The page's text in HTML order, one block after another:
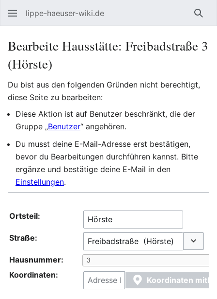
lippe-haeuser-wiki.de
Bearbeite Hausstätte: Freibadstraße 3
(Hörste)
Du bist aus den folgenden Gründen nicht berechtigt,
diese Seite zu bearbeiten:
Diese Aktion ist auf Benutzer beschränkt, die der
Gruppe „Benutzer“ angehören.
Du musst deine E-Mail-Adresse erst bestätigen,
bevor du Bearbeitungen durchführen kannst. Bitte
ergänze und bestätige deine E-Mail in den
Einstellungen.
Ortsteil:
Straße:
Hausnummer:
Koordinaten:
Koordinaten